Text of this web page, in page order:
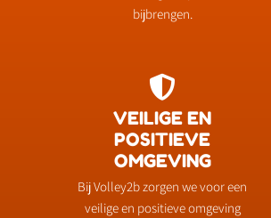
bijbrengen.
VEILIGE EN
POSITIEVE
OMGEVING
Bij Volley2b zorgen we voor een
veilige en positieve omgeving